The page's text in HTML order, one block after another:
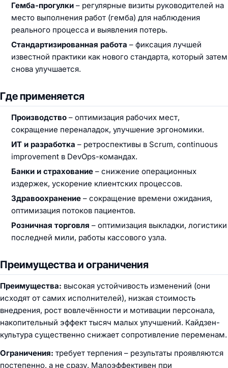
Гемба-прогулки – регулярные визиты руководителей на
место выполнения работ (гемба) для наблюдения
реального процесса и выявления потерь.
Стандартизированная работа – фиксация лучшей
известной практики как нового стандарта, который затем
снова улучшается.
Где применяется
Производство – оптимизация рабочих мест,
сокращение переналадок, улучшение эргономики.
ИТ и разработка – ретроспективы в Scrum, continuous
improvement в DevOps-командах.
Банки и страхование – снижение операционных
издержек, ускорение клиентских процессов.
Здравоохранение – сокращение времени ожидания,
оптимизация потоков пациентов.
Розничная торговля – оптимизация выкладки, логистики
последней мили, работы кассового узла.
Преимущества и ограничения
Преимущества: высокая устойчивость изменений (они
исходят от самих исполнителей), низкая стоимость
внедрения, рост вовлечённости и мотивации персонала,
накопительный эффект тысяч малых улучшений. Кайдзен-
культура существенно снижает сопротивление переменам.
Ограничения: требует терпения – результаты проявляются
постепенно, а не сразу. Малоэффективен при